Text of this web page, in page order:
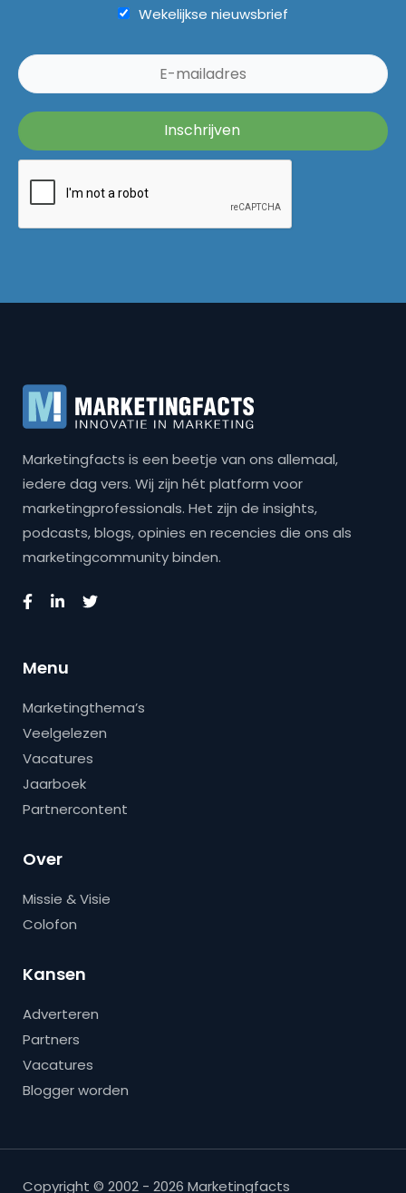
Wekelijkse nieuwsbrief
Marketingfacts is een beetje van ons allemaal,
iedere dag vers. Wij zijn hét platform voor
marketingprofessionals. Het zijn de insights,
podcasts, blogs, opinies en recencies die ons als
marketingcommunity binden.
Menu
Marketingthema’s
Veelgelezen
Vacatures
Jaarboek
Partnercontent
Over
Missie & Visie
Colofon
Kansen
Adverteren
Partners
Vacatures
Blogger worden
Copyright © 2002 - 2026 Marketingfacts